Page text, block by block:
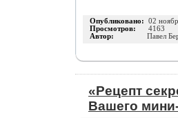
Опубликовано: 02
Просмотров: 4163
Автор: Павел
«Рецепт
Вашего